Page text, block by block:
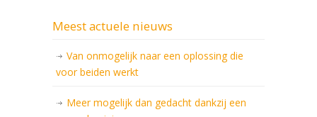
Meest actuele nieuws
Van onmogelijk naar een oplossing die
voor beiden werkt
Meer mogelijk dan gedacht dankzij een